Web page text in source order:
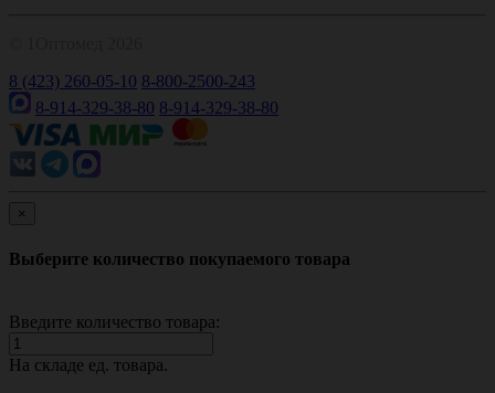
8 (423) 260-05-10 8-800-2500-243
8-914-329-38-80 8-914-329-38-80
×
Выберите количество покупаемого товара
Введите количество товара:
На складе ед. товара.